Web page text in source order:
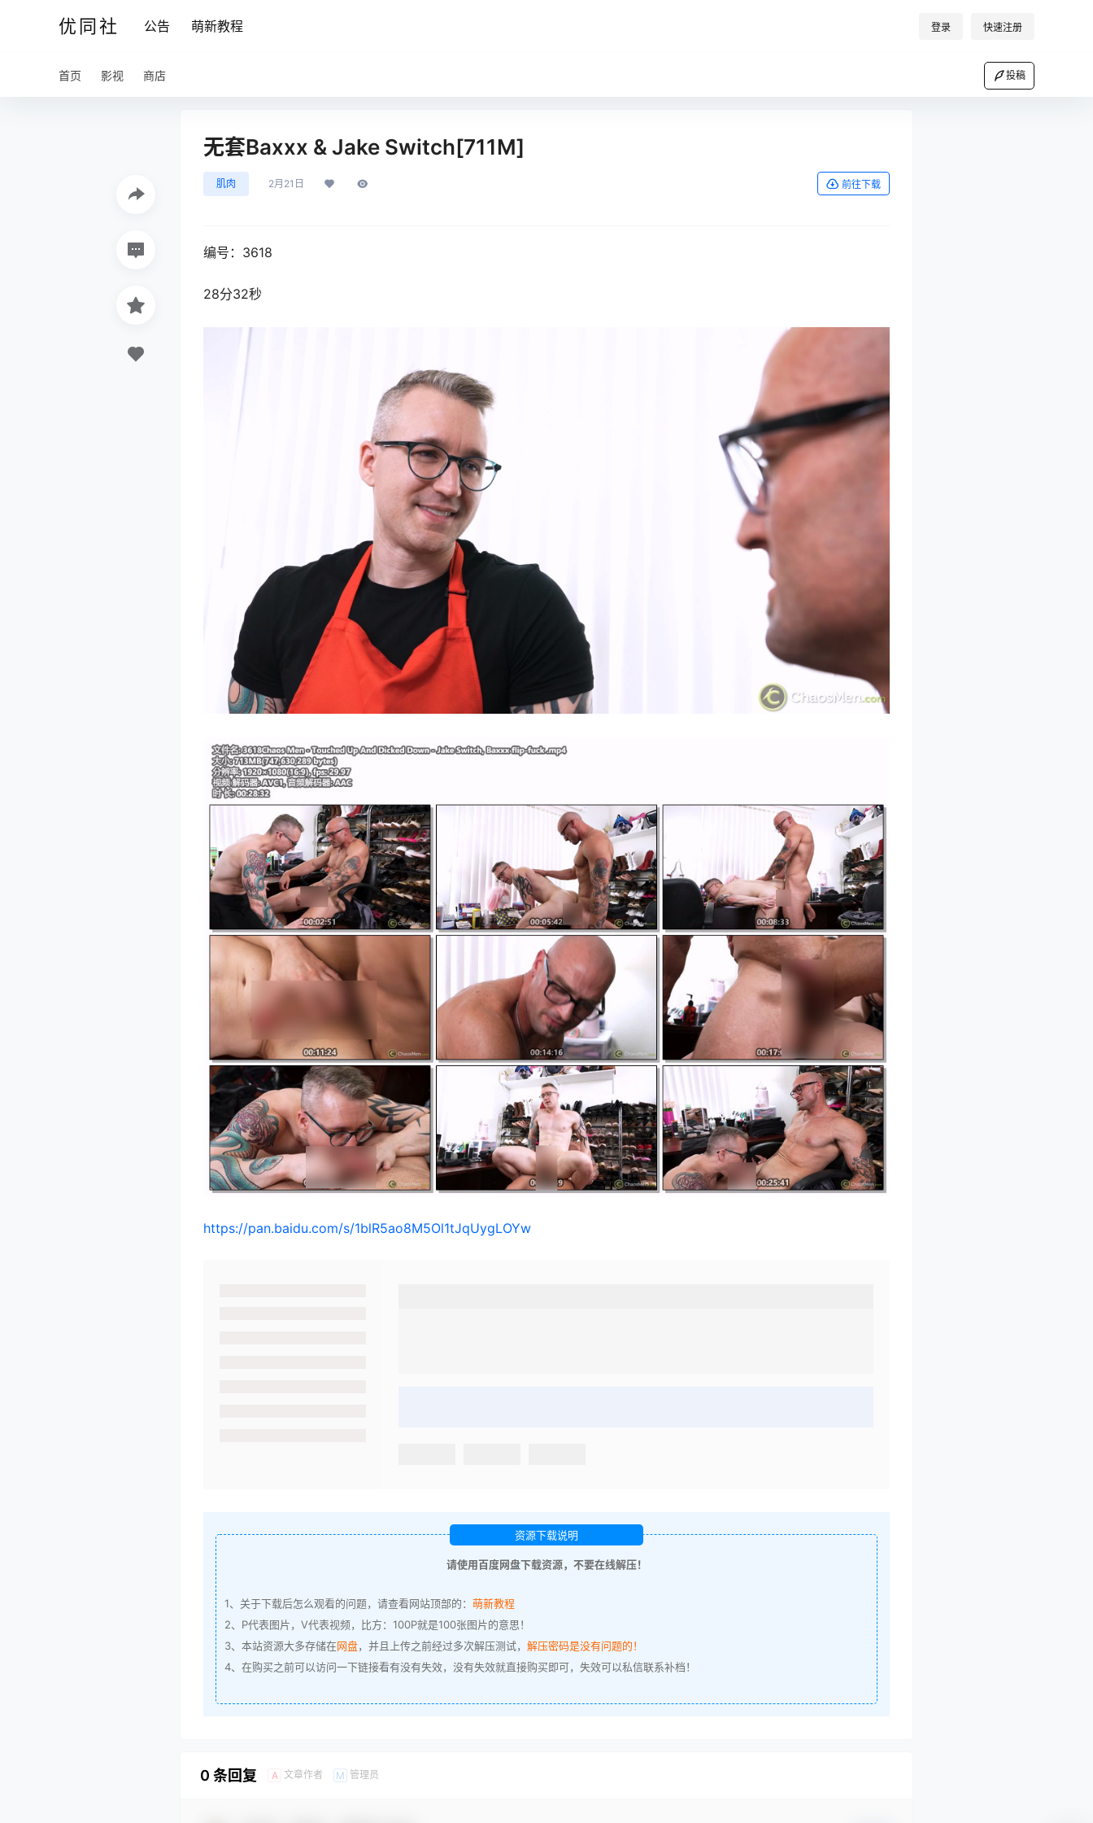
优同社 公告 萌新教程 登录 快速注册
首页 影视 商店 投稿
无套Baxxx & Jake Switch[711M]
肌肉 2月21日 前往下载
编号：3618
28分32秒
https://pan.baidu.com/s/1blR5ao8M5Ol1tJqUygLOYw
资源下载说明
请使用百度网盘下载资源，不要在线解压！
1、关于下载后怎么观看的问题，请查看网站顶部的： 萌新教程
2、P代表图片，V代表视频，比方：100P就是100张图片的意思！
3、本站资源大多存储在网盘，并且上传之前经过多次解压测试， 解压密码是没有问题的！
4、在购买之前可以访问一下链接看有没有失效，没有失效就直接购买即可，失效可以私信联系补档！
0 条回复 A 文章作者 M 管理员